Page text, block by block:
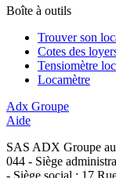
Boîte à outils
Trouver son
Cotes des
Tensiomètre
Locamètre
Adx Groupe
Aide
SAS ADX Groupe
044 - Siège
- Siège social : 17